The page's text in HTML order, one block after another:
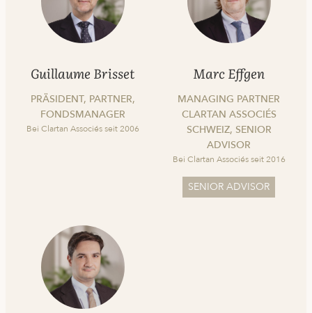
Guillaume Brisset
PRÄSIDENT, PARTNER,
FONDSMANAGER
Bei Clartan Associés seit 2006
Marc Effgen
MANAGING PARTNER
CLARTAN ASSOCIÉS
SCHWEIZ, SENIOR
ADVISOR
Bei Clartan Associés seit 2016
SENIOR ADVISOR